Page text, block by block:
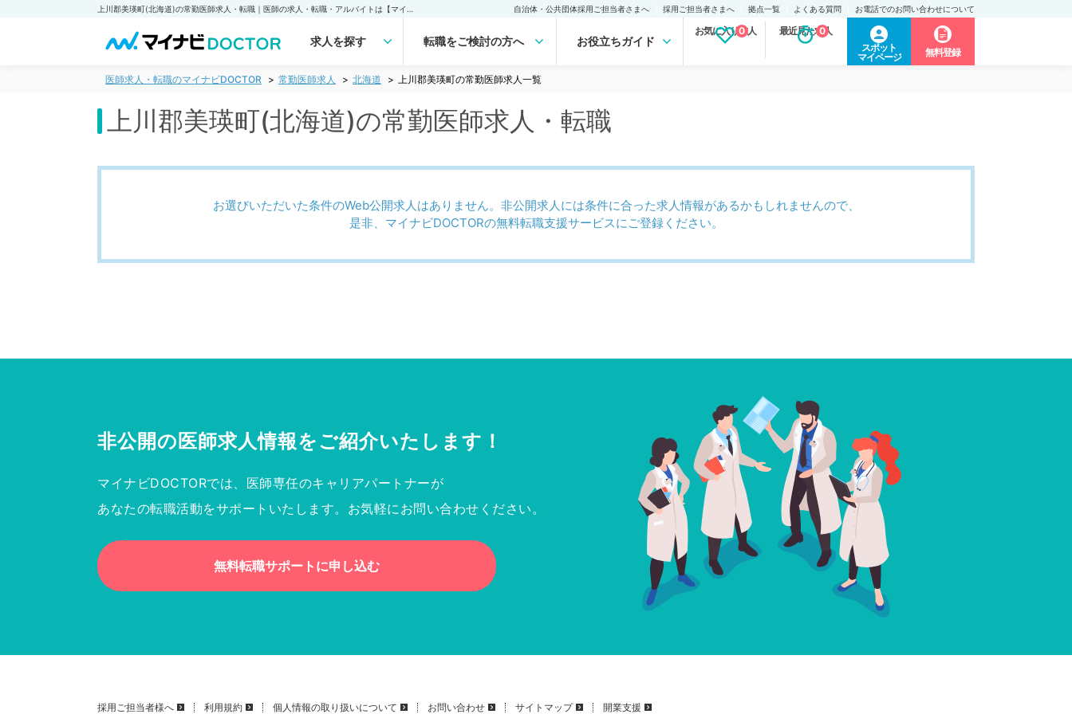
自治体・公共団体採用ご担当者さまへ 採用ご担当者さまへ 拠点一覧 よくある質問 お電話でのお問い合わせについて
求人を探す 転職をご検討の方へ お役立ちガイド
お気に入り求人
0 最近見た求人
0
スポット
マイページ
無料登録
医師求人・転職のマイナビDOCTOR 常勤医師求人 北海道 上川郡美瑛町の常勤医師求人一覧
上川郡美瑛町(北海道)の常勤医師求人・転職
お選びいただいた条件のWeb公開求人はありません。非公開求人には条件に合った求人情報があるかもしれませんので、
是非、マイナビDOCTORの無料転職支援サービスにご登録ください。
非公開の医師求人情報をご紹介いたします！
マイナビDOCTORでは、医師専任のキャリアパートナーが
あなたの転職活動をサポートいたします。お気軽にお問い合わせください。
無料転職サポートに申し込む
採用ご担当者様へ 利用規約 個人情報の取り扱いについて お問い合わせ サイトマップ 開業支援